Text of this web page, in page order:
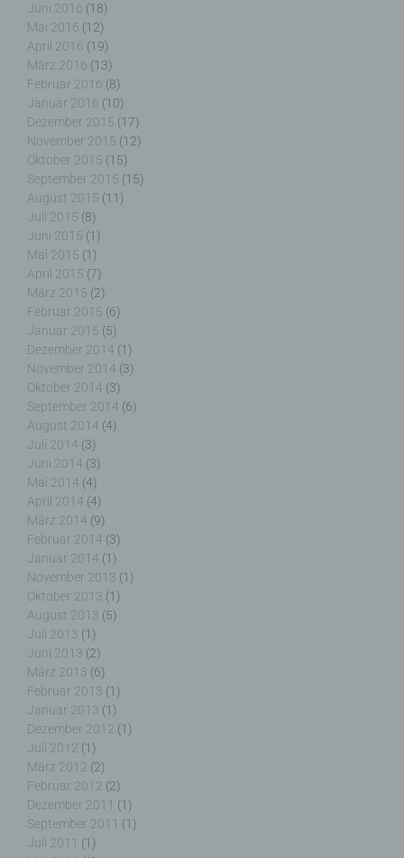
Juni 2016 (18)
Mai 2016 (12)
April 2016 (19)
März 2016 (13)
Februar 2016 (8)
Januar 2016 (10)
Dezember 2015 (17)
November 2015 (12)
Oktober 2015 (15)
September 2015 (15)
August 2015 (11)
Juli 2015 (8)
Juni 2015 (1)
Mai 2015 (1)
April 2015 (7)
März 2015 (2)
Februar 2015 (6)
Januar 2015 (5)
Dezember 2014 (1)
November 2014 (3)
Oktober 2014 (3)
September 2014 (6)
August 2014 (4)
Juli 2014 (3)
Juni 2014 (3)
Mai 2014 (4)
April 2014 (4)
März 2014 (9)
Februar 2014 (3)
Januar 2014 (1)
November 2013 (1)
Oktober 2013 (1)
August 2013 (5)
Juli 2013 (1)
Juni 2013 (2)
März 2013 (6)
Februar 2013 (1)
Januar 2013 (1)
Dezember 2012 (1)
Juli 2012 (1)
März 2012 (2)
Februar 2012 (2)
Dezember 2011 (1)
September 2011 (1)
Juli 2011 (1)
h) Auftragsverarbeiter
Auftragsverarbeiter ist eine natürliche oder
juristische Person, Behörde, Einrichtung oder
andere Stelle, die personenbezogene Daten im
Auftrag des Verantwortlichen verarbeitet.
i) Empfänger
Empfänger ist eine natürliche oder juristische
Person, Behörde, Einrichtung oder andere Stelle,
der personenbezogene Daten offengelegt werden,
unabhängig davon, ob es sich bei ihr um einen
Dritten handelt oder nicht. Behörden, die im
Rahmen eines bestimmten Untersuchungsauftrags
nach dem Unionsrecht oder dem Recht der
Mitgliedstaaten möglicherweise
personenbezogene Daten erhalten, gelten jedoch
nicht als Empfänger.
j) Dritter
Dritter ist eine natürliche oder juristische Person,
Behörde, Einrichtung oder andere Stelle außer der
betroffenen Person, dem Verantwortlichen, dem
Auftragsverarbeiter und den Personen, die unter
der unmittelbaren Verantwortung des
Verantwortlichen oder des Auftragsverarbeiters
befugt sind, die personenbezogenen Daten zu
verarbeiten.
k) Einwilligung
Einwilligung ist jede von der betroffenen Person
freiwillig für den bestimmten Fall in informierter
Weise und unmissverständlich abgegebene
Willensbekundung in Form einer Erklärung oder